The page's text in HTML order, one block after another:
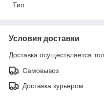
Тип
Условия доставки
Доставка осуществляется
Самовывоз
Доставка курьером